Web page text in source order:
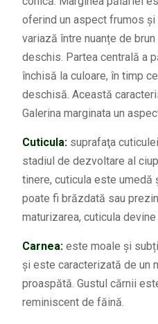
oferind un aspect frumos
variază între nuanțe de
deschis. Partea centrală a
închisă la culoare, în timp
deschisă. Această
Galerina marginata un
Cuticula: suprafaţa
stadiul de dezvoltare al
tinere, cuticula este umedă
poate fi brăzdată sau
maturizarea, cuticula
Carnea:este moale și
și este caracterizată de un
proaspătă. Gustul cărnii
reminiscent de făină.